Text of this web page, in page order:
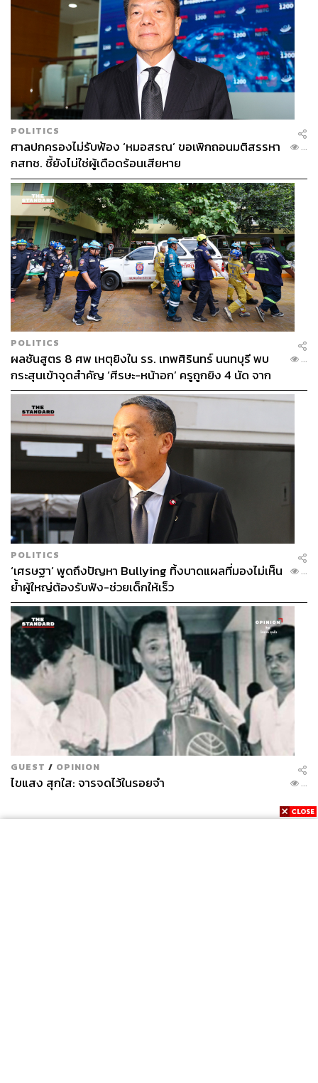
POLITICS
ศาลปกครองไม่รับฟ้อง ‘หมอสรณ’ ขอเพิกถอนมติสรรหา
กสทช. ชี้ยังไม่ใช่ผู้เดือดร้อนเสียหาย
...
POLITICS
ผลชันสูตร 8 ศพ เหตุยิงใน รร. เทพศิรินทร์ นนทบุรี พบ
กระสุนเข้าจุดสำคัญ ‘ศีรษะ-หน้าอก’ ครูถูกยิง 4 นัด จาก
ระยะไกล
...
POLITICS
‘เศรษฐา’ พูดถึงปัญหา Bullying ทิ้งบาดแผลที่มองไม่เห็น
ย้ำผู้ใหญ่ต้องรับฟัง-ช่วยเด็กให้เร็ว
...
GUEST / OPINION
ไขแสง สุกใส: จารจดไว้ในรอยจำ ...